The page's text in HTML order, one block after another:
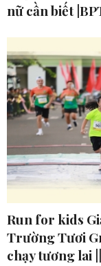
nữ cần biết
Run for kids
Trường Tươi
chạy tương lai